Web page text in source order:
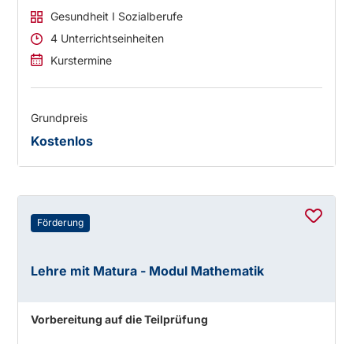
Gesundheit I Sozialberufe
4 Unterrichtseinheiten
Kurstermine
Grundpreis
Kostenlos
Förderung
Lehre mit Matura - Modul Mathematik
Vorbereitung auf die Teilprüfung